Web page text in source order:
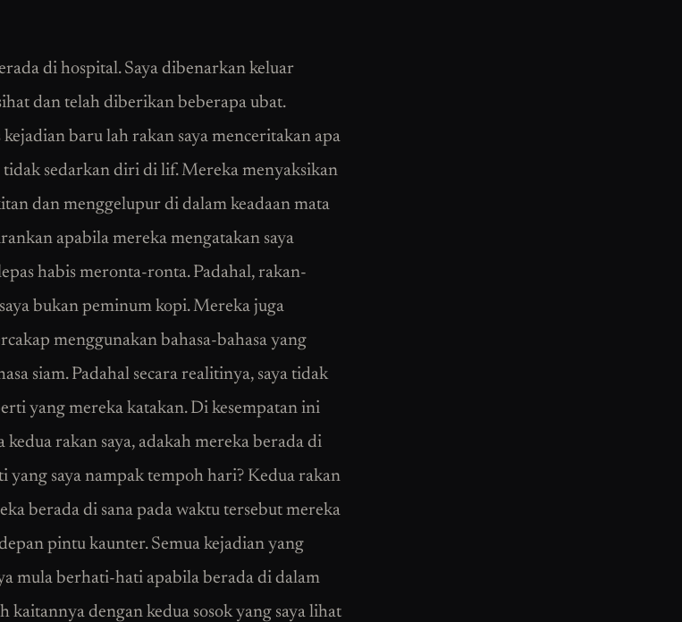
di hospital. Saya dibenarkan keluar
dan telah diberikan beberapa ubat.
baru lah rakan saya menceritakan apa
tidak sedarkan diri di lif. Mereka menyaksikan
dan menggelupur di dalam keadaan mata
apabila mereka mengatakan saya
habis meronta-ronta. Padahal, rakan-
bukan peminum kopi. Mereka juga
menggunakan bahasa-bahasa yang
siam. Padahal secara realitinya, saya tidak
yang mereka katakan. Di kesempatan ini
kedua rakan saya, adakah mereka berada di
yang saya nampak tempoh hari? Kedua rakan
berada di sana pada waktu tersebut mereka
pintu kaunter. Semua kejadian yang
mula berhati-hati apabila berada di dalam
kaitannya dengan kedua sosok yang saya lihat